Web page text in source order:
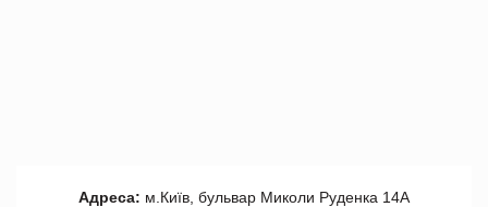
Адреса: м.Київ, бульвар Миколи Руденка 14А